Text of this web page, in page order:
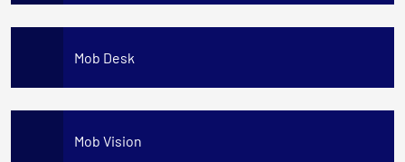
Mob Desk
Mob Vision